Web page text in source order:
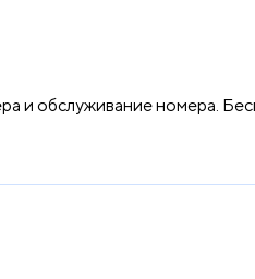
и обслуживание номера.